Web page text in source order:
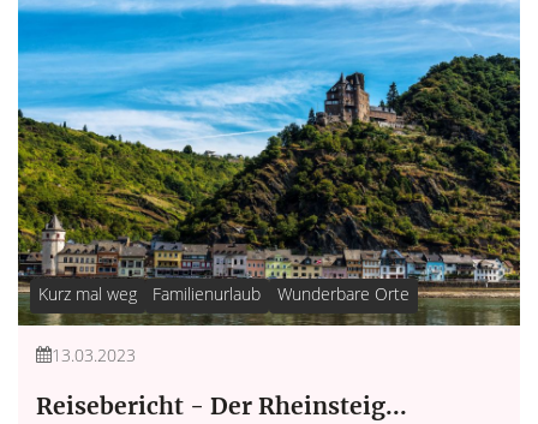
Kurz mal weg Familienurlaub Wunderbare Orte
13.03.2023
Reisebericht - Der Rheinsteig...